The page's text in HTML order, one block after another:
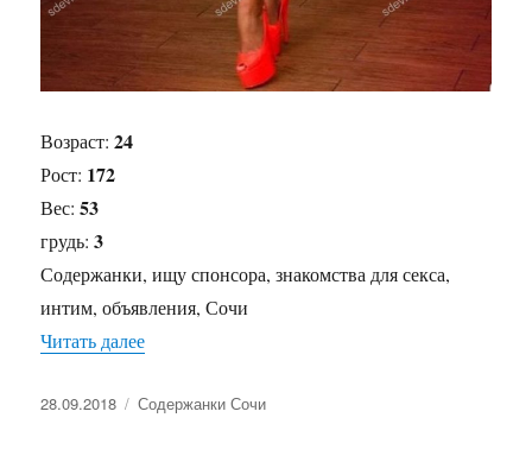
Возраст:24
Рост: 172
Вес:53
грудь:3
Содержанки, ищу спонсора, знакомства для секса,
интим, объявления, Сочи
Читать далее
Опубликовано
28.09.2018 Рубрики
Содержанки Сочи